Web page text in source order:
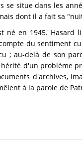
se situe dans les
dont il a fait sa
né en 1945. Hasard
du sentiment
; au-delà de son
d'un problème
d'archives,
à la parole de